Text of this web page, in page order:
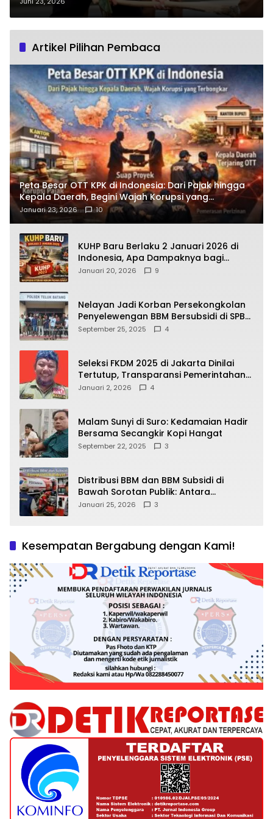
Kota Pangkalan Kerinci?
Artikel Pilihan Pembaca
Peta Besar OTT KPK di Indonesia: Dari Pajak hingga
Kepala Daerah, Begini Wajah Korupsi yang
Terbongkar
Januari 23, 2026 10
KUHP Baru Berlaku 2 Januari 2026 di
Indonesia, Apa Dampaknya bagi
Kehidupan Warga? Ini Aturan Kunci
Januari 20, 2026 9
Nelayan Jadi Korban Persekongkolan
Penyelewengan BBM Bersubsidi di SPBU
64.78809 Teluk Batang
September 25, 2025 4
Seleksi FKDM 2025 di Jakarta Dinilai
Tertutup, Transparansi Pemerintahan
Pramono–Rano Dipertanyakan
Januari 2, 2026 4
Malam Sunyi di Suro: Kedamaian Hadir
Bersama Secangkir Kopi Hangat
September 22, 2025 3
Distribusi BBM dan BBM Subsidi di
Bawah Sorotan Publik: Antara
Kepentingan Negara, Hak Konsumen,
Januari 25, 2026 3
Kesempatan Bergabung dengan Kami!